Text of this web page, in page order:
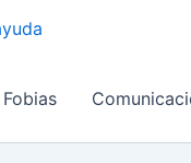
Fobias